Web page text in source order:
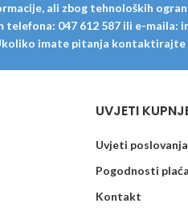
ali zbog tehnoloških
047 612 587 ili e-maila:
imate pitanja kontaktirajte
UVJETI
Uvjeti poslovanja
Pogodnosti
Kontakt